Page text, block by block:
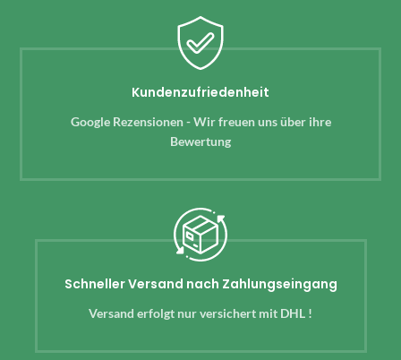
Kundenzufriedenheit
Google Rezensionen - Wir freuen uns über ihre
Bewertung
Schneller Versand nach Zahlungseingang
Versand erfolgt nur versichert mit DHL !